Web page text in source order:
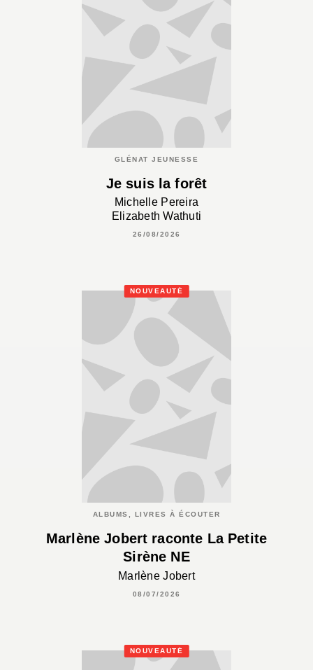
GLÉNAT JEUNESSE
Je suis la forêt
Michelle Pereira
Elizabeth Wathuti
26/08/2026
NOUVEAUTÉ
ALBUMS, LIVRES À ÉCOUTER
Marlène Jobert raconte La Petite
Sirène NE
Marlène Jobert
08/07/2026
NOUVEAUTÉ